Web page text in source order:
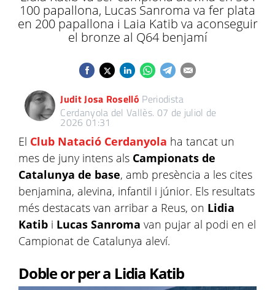
100 papallona, Lucas Sanroma va fer plata
en 200 papallona i Laia Katib va aconseguir
el bronze al Q64 benjamí
Judit Josa Roselló Periodista
Cerdanyola del Vallès. 07 de juliol de
2026 01:31
El Club Natació Cerdanyola ha tancat un
mes de juny intens als Campionats de
Catalunya de base, amb presència a les cites
benjamina, alevina, infantil i júnior. Els resultats
més destacats van arribar a Reus, on Lidia
Katib i Lucas Sanroma van pujar al podi en el
Campionat de Catalunya aleví.
Doble or per a Lidia Katib